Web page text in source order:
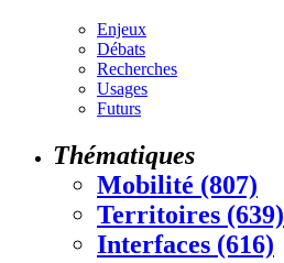
Enjeux
Débats
Recherches
Usages
Futurs
Thématiques
Mobilité (807)
Territoires (639)
Interfaces (616)